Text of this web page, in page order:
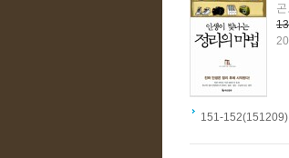
151-152(151209)